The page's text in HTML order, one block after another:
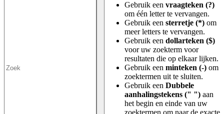
Gebruik een vraagteken (?)
om één letter te vervangen.
Gebruik een sterretje (*) om
meer letters te vervangen.
Gebruik een dollarteken ($)
voor uw zoekterm voor
resultaten die op elkaar lijken.
Gebruik een minteken (-) om
zoektermen uit te sluiten.
Gebruik een Dubbele
aanhalingstekens (" ") aan
het begin en einde van uw